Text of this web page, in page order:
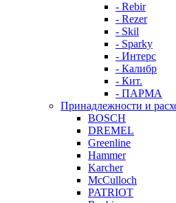
- Rebir
- Rezer
- Skil
- Sparky
- Интерс
- Калибр
- Кит.
- ПАРМА
Принадлежности и
BOSCH
DREMEL
Greenline
Hammer
Karcher
McCulloch
PATRIOT